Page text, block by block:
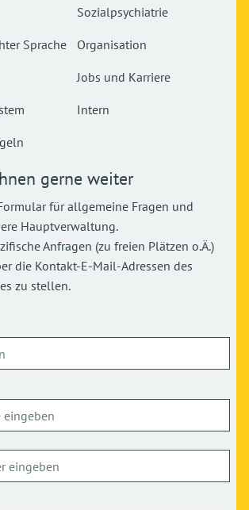
Sprache
Sozialpsychiatrie
Organisation
Jobs und Karriere
Intern
gerne weiter
für allgemeine Fragen und
Hauptverwaltung.
Anfragen (zu freien Plätzen o.Ä.)
die Kontakt-E-Mail-Adressen des
zu stellen.